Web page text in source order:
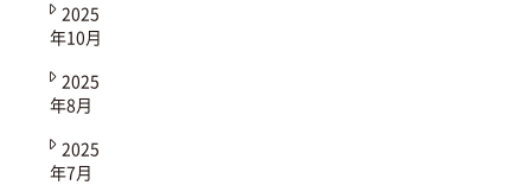
2025
年10月
2025
年8月
2025
年7月